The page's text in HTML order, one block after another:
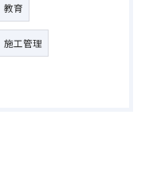
教育
施工管理